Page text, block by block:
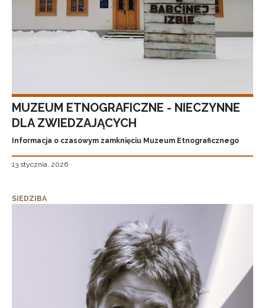
MUZEUM ETNOGRAFICZNE - NIECZYNNE
DLA ZWIEDZAJĄCYCH
Informacja o czasowym zamknięciu Muzeum Etnograficznego
13 stycznia, 2026
SIEDZIBA